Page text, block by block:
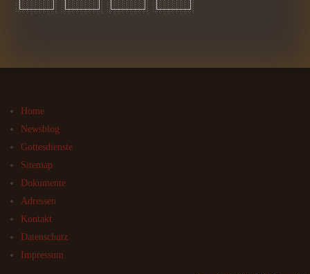
Home
Newsblog
Gottesdienste
Sitemap
Dokumente
Adressen
Kontakt
Datenschutz
Impressum